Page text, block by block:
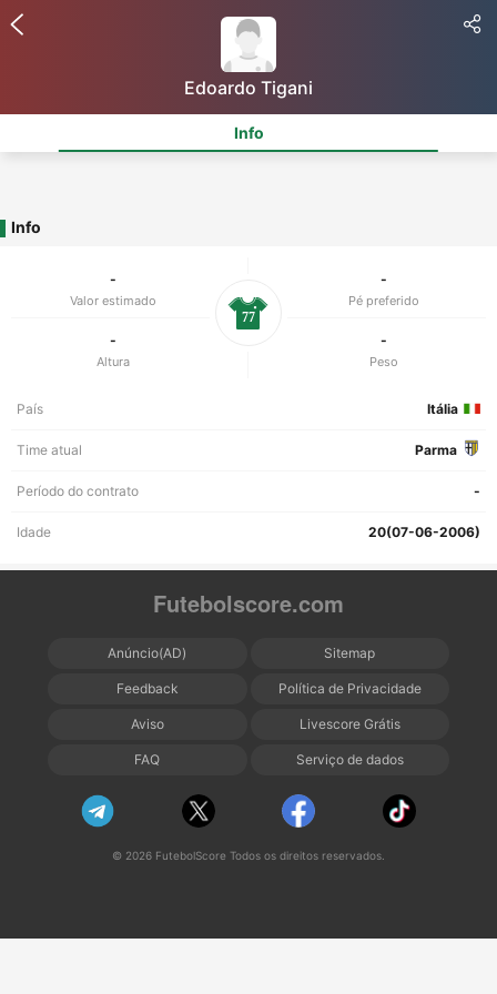
Edoardo Tigani
Info
Info
-
Valor estimado
-
Pé preferido
-
Altura
-
Peso
77
País Itália
Time atual Parma
Período do contrato -
Idade 20(07-06-2006)
Futebolscore.com
Anúncio(AD) Sitemap
Feedback Política de Privacidade
Aviso Livescore Grátis
FAQ Serviço de dados
© 2026 FutebolScore Todos os direitos reservados.